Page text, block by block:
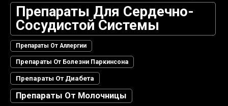
Препараты Для Сердечно-
Сосудистой Системы
Препараты От Аллергии
Препараты От Болезни Паркинсона
Препараты От Диабета
Препараты От Молочницы